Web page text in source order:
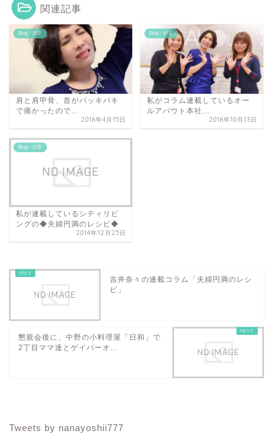
関連記事
Blog・日常
肩と肩甲骨、首がバッキバキ
で痛かったので...
2016年4月15日
Blog・日常
私がコラム連載しているオー
ルアバウト本社...
2016年10月13日
Blog・日常
私が連載しているシティリビ
ングの◆夫婦円満のレシピ◆
2014年12月25日
吉井奈々の連載コラム「夫婦円満のレシ
ピ」
懇親会後に、中野の小料理屋「日和」で
2丁目ママ達とゲイバーオ...
Tweets by nanayoshii777